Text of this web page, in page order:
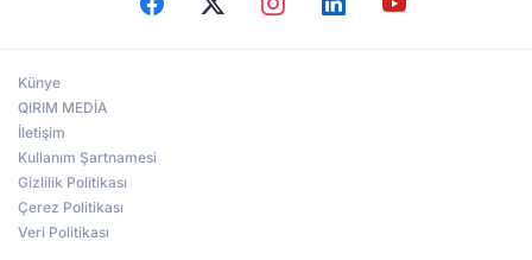
Künye
QIRIM MEDİA
İletişim
Kullanım Şartnamesi
Gizlilik Politikası
Çerez Politikası
Veri Politikası